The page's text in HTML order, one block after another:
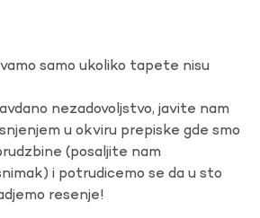
samo ukoliko tapete nisu
nezadovoljstvo, javite nam
u okviru prepiske gde smo
(posaljite nam
i potrudicemo se da u sto
resenje!